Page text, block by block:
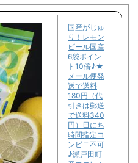
国産がじゅ
り！レモン
ピール国産
6袋ポイン
ト10倍♪★
メール便発
送で送料
180円（代
引きは郵送
で送料340
円）日にち
時間指定コ
ンビニ不可
♪瀬戸田町